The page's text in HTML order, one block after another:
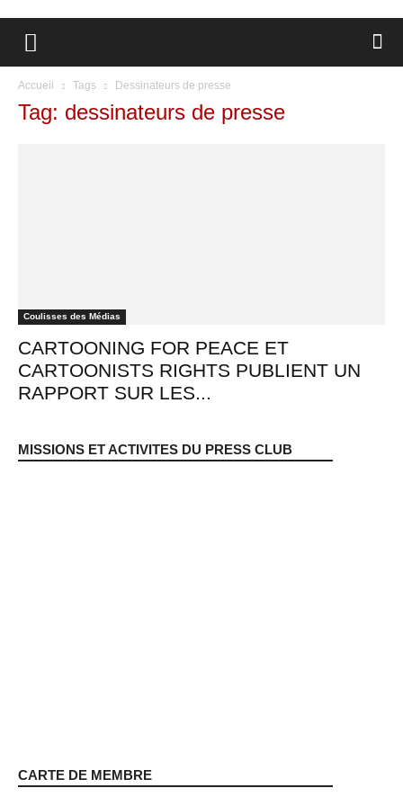
Accueil Tags Dessinateurs de presse
Tag: dessinateurs de presse
Coulisses des Médias
CARTOONING FOR PEACE ET
CARTOONISTS RIGHTS PUBLIENT UN
RAPPORT SUR LES...
MISSIONS ET ACTIVITES DU PRESS CLUB
CARTE DE MEMBRE